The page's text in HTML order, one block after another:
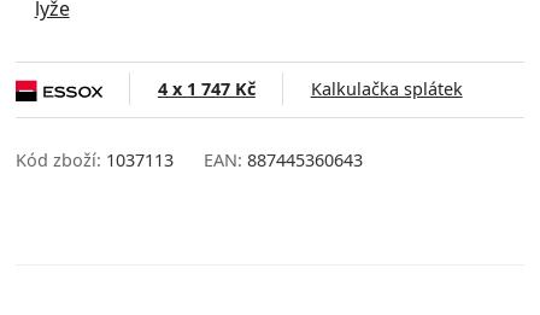
lyže
4 x 1 747 Kč Kalkulačka splátek
Kód zboží: 1037113 EAN: 887445360643